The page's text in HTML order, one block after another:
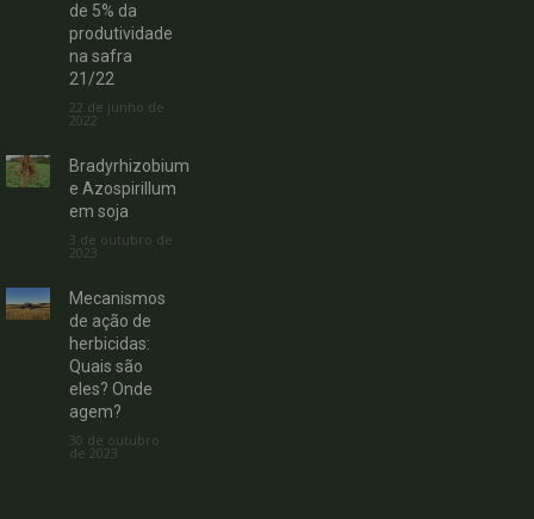
de 5% da
produtividade
na safra
21/22
22 de junho de
2022
Bradyrhizobium
e Azospirillum
em soja
3 de outubro de
2023
Mecanismos
de ação de
herbicidas:
Quais são
eles? Onde
agem?
30 de outubro
de 2023